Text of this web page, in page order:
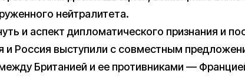
нейтралитета.
и аспект дипломатического признания и
и Россия выступили с совместным
Британией и ее противниками —